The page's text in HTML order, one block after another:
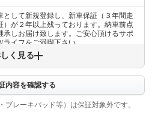
として新規登録し、新車保証（３年間走
）が２年以上残っております。納車前点
承しお届け致します。ご安心頂けるサポ
イフをご満喫下さい。
く見る
内容を確認する
レーキパッド等）は保証対象外です。